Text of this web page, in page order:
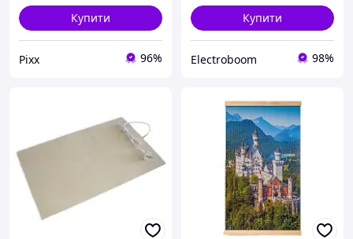
Купити
Pixx 96%
Купити
Electroboom 98%